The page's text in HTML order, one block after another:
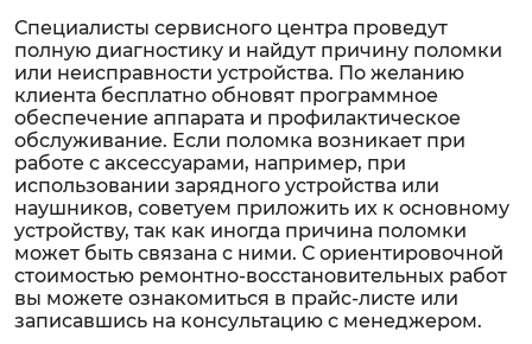
Специалисты сервисного центра проведут
полную диагностику и найдут причину поломки
или неисправности устройства. По желанию
клиента бесплатно обновят программное
обеспечение аппарата и профилактическое
обслуживание. Если поломка возникает при
работе с аксессуарами, например, при
использовании зарядного устройства или
наушников, советуем приложить их к основному
устройству, так как иногда причина поломки
может быть связана с ними. С ориентировочной
стоимостью ремонтно-восстановительных работ
вы можете ознакомиться в прайс-листе или
записавшись на консультацию с менеджером.